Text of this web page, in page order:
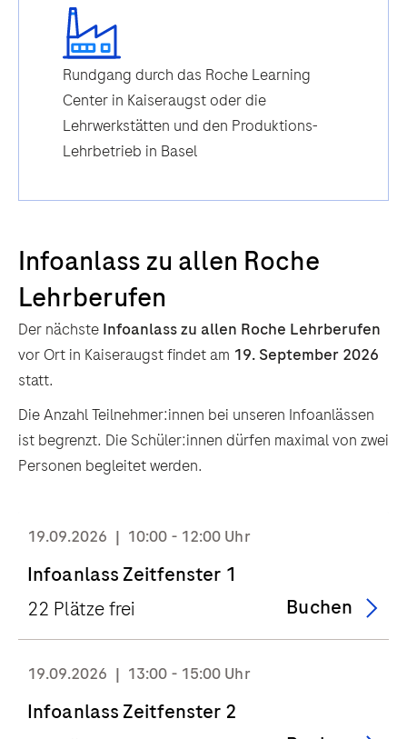
Rundgang durch das Roche Learning
Center in Kaiseraugst oder die
Lehrwerkstätten und den Produktions-
Lehrbetrieb in Basel
Infoanlass zu allen Roche
Lehrberufen
Der nächste Infoanlass zu allen Roche Lehrberufen
vor Ort in Kaiseraugst findet am 19. September 2026
statt.
Die Anzahl Teilnehmer:innen bei unseren Infoanlässen
ist begrenzt. Die Schüler:innen dürfen maximal von zwei
Personen begleitet werden.
19.09.2026 10:00 - 12:00 Uhr
Infoanlass Zeitfenster 1
22 Plätze frei
Buchen
19.09.2026 13:00 - 15:00 Uhr
Infoanlass Zeitfenster 2